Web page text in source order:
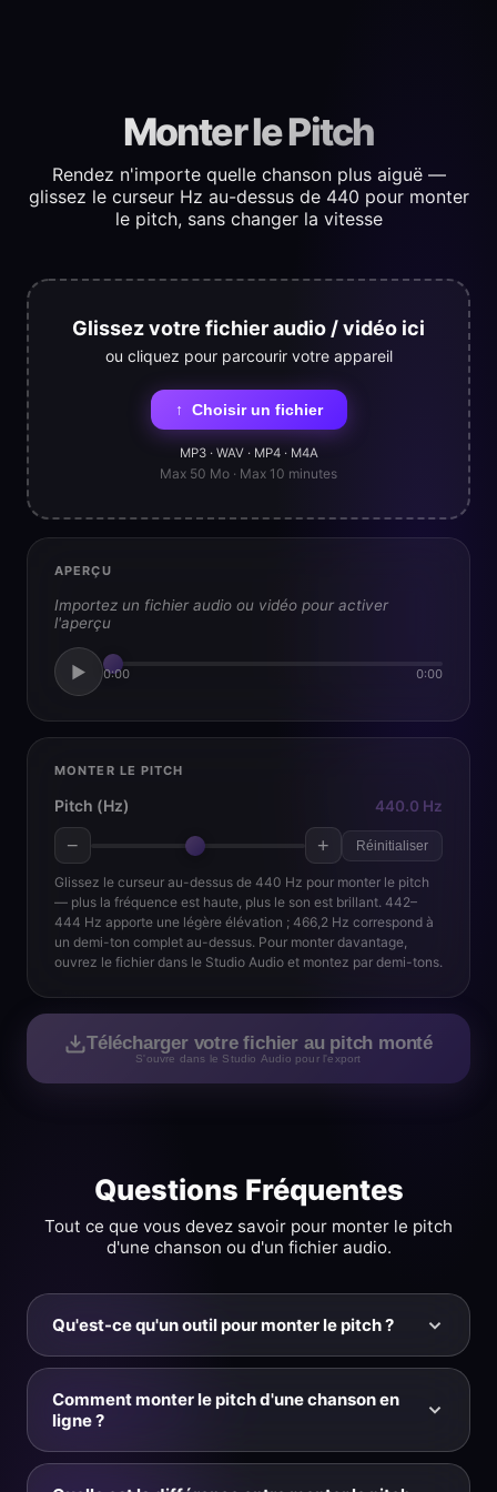
Monter le Pitch
Rendez n'importe quelle chanson plus aiguë —
glissez le curseur Hz au-dessus de 440 pour monter
le pitch, sans changer la vitesse
Glissez votre fichier audio / vidéo ici
ou cliquez pour parcourir votre appareil
↑ Choisir un fichier
MP3 · WAV · MP4 · M4A
Max 50 Mo · Max 10 minutes
APERÇU
Importez un fichier audio ou vidéo pour activer
l'aperçu
▶ 0:00 0:00
MONTER LE PITCH
Pitch (Hz) 440.0 Hz
− + Réinitialiser
Glissez le curseur au-dessus de 440 Hz pour monter le pitch
— plus la fréquence est haute, plus le son est brillant. 442–
444 Hz apporte une légère élévation ; 466,2 Hz correspond à
un demi-ton complet au-dessus. Pour monter davantage,
ouvrez le fichier dans le Studio Audio et montez par demi-tons.
Télécharger votre fichier au pitch monté
S'ouvre dans le Studio Audio pour l'export
Questions Fréquentes
Tout ce que vous devez savoir pour monter le pitch
d'une chanson ou d'un fichier audio.
Qu'est-ce qu'un outil pour monter le pitch ?
Un outil pour monter le pitch (higher pitch changer)
est un outil en ligne qui rend une chanson ou un
fichier audio plus brillant en élevant son pitch — sans
demi-tons, cette page utilise un curseur de fréquence
Comment monter le pitch d'une chanson en
ligne ?
Importez votre fichier MP3, WAV, M4A ou MP4 sur
KeyPitch, glissez le curseur Pitch (Hz) au-dessus de